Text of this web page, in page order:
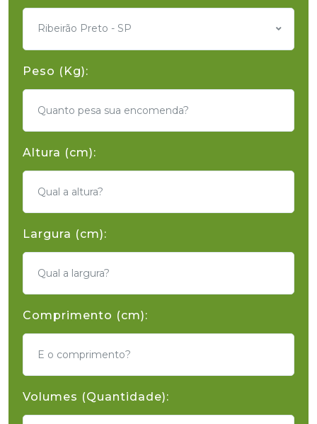
Ribeirão Preto - SP
Peso (Kg):
Altura (cm):
Largura (cm):
Comprimento (cm):
Volumes (Quantidade):